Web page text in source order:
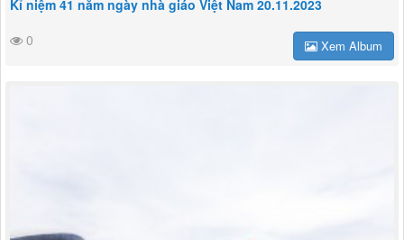
Kỉ niệm 41 năm ngày nhà giáo Việt Nam 20.11.2023
0
Xem Album